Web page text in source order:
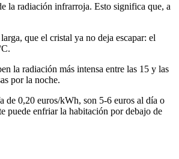
la radiación infrarroja. Esto significa que, a
que el cristal ya no deja escapar: el
la radiación más intensa entre las 15 y las
por la noche.
de 0,20 euros/kWh, son 5-6 euros al día o
puede enfriar la habitación por debajo de